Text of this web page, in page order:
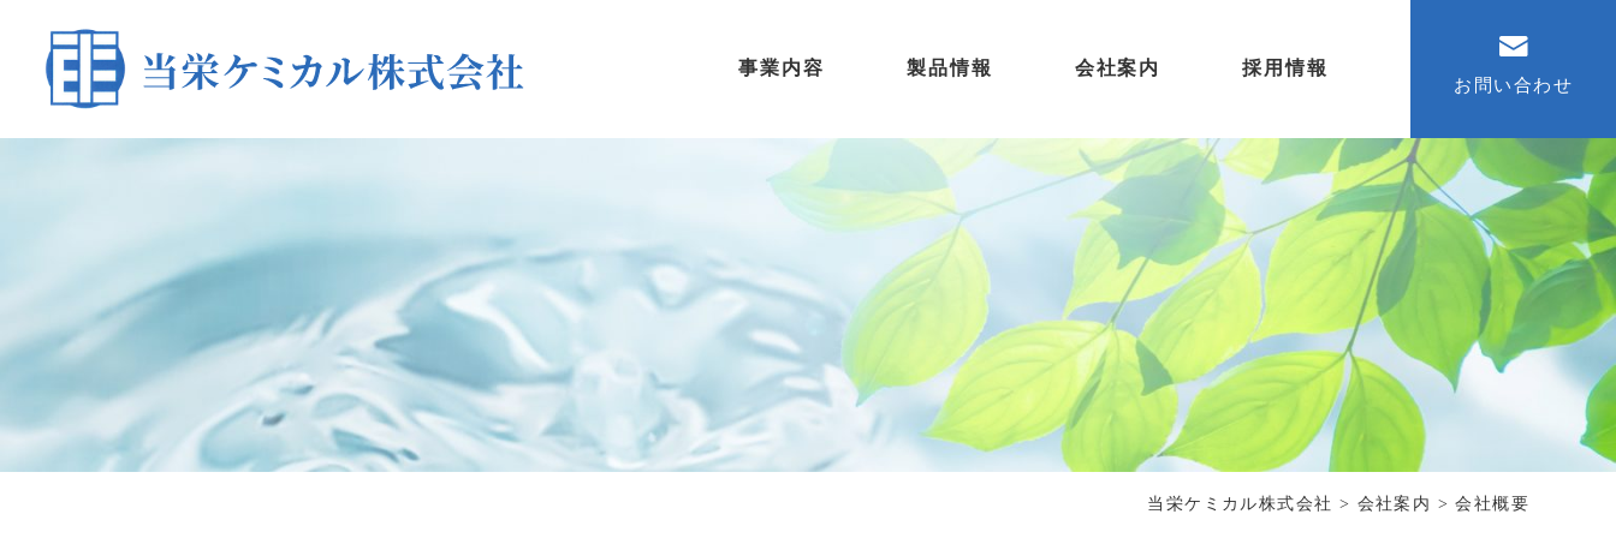
事業内容 製品情報 会社案内 採用情報
お問い合わせ
当栄ケミカル株式会社 > 会社案内 >会社概要